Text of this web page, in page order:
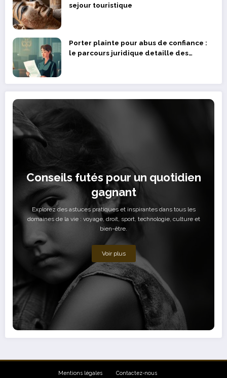
sejour touristique
Porter plainte pour abus de confiance :
le parcours juridique detaille des
Conseils futés pour un quotidien
gagnant
Explorez des astuces pratiques et inspirantes dans tous les
domaines de la vie : voyage, droit, sport, technologie, culture et
bien-être.
Voir plus
Mentions légales Contactez-nous